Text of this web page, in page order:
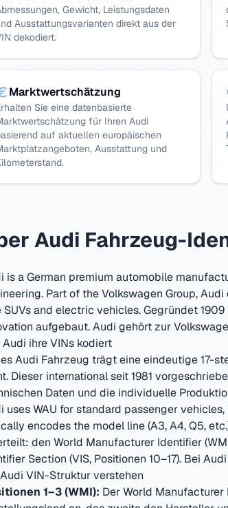
Gewicht, Leistungsdaten
Ausstattungsvarianten direkt aus der
dekodiert.
Marktwertschätzung
Sie eine datenbasierte
für Ihren Audi
auf aktuellen europäischen
Ausstattung und
Audi Fahrzeug-
is a German premium automobile
Part of the Volkswagen Group,
SUVs and electric vehicles.Gegründet1909
aufgebaut.Audi gehört zur
Audi ihre VINs kodiert
Audi Fahrzeug trägt eine eindeutige 17-
Dieser international seit 1981
Daten und die individuelle
uses WAU for standard passenger
encodes the model line (A3, A4, Q5,
den World Manufacturer Identifier
Section (VIS, Positionen 10–17). Bei Audi
Audi VIN-Struktur verstehen
1–3 (WMI): Der World